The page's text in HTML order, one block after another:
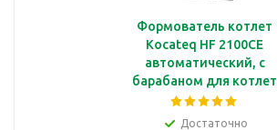
Формователь котлет
Kocateq HF 2100CE
автоматический, с
барабаном для котлет
Ø 100 мм, с
производительностью
Достаточно